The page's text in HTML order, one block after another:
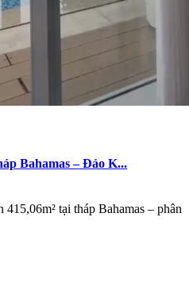
Bahamas – Đảo K...
tại tháp Bahamas – phân